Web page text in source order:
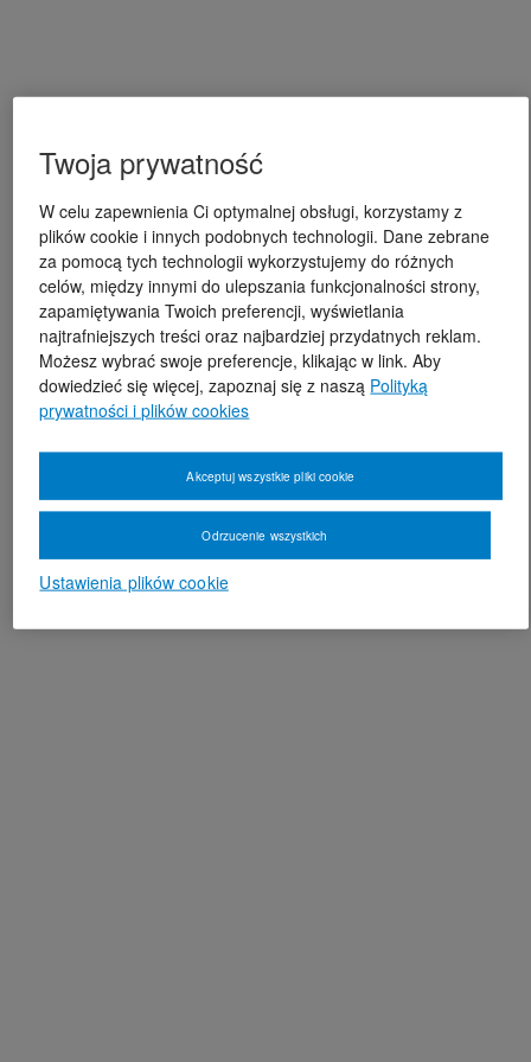
Twoja prywatność
W celu zapewnienia Ci optymalnej obsługi, korzystamy z
plików cookie i innych podobnych technologii. Dane zebrane
za pomocą tych technologii wykorzystujemy do różnych
celów, między innymi do ulepszania funkcjonalności strony,
zapamiętywania Twoich preferencji, wyświetlania
najtrafniejszych treści oraz najbardziej przydatnych reklam.
Możesz wybrać swoje preferencje, klikając w link. Aby
dowiedzieć się więcej, zapoznaj się z naszą Polityką
prywatności i plików cookies
Ustawienia plików cookie
Odrzucenie wszystkich
Akceptuj wszystkie pliki cookie